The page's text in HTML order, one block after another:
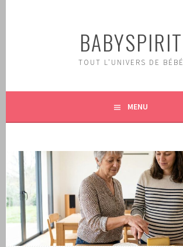
BABYSPIRIT
TOUT L'UNIVERS DE BÉBÉ
MENU